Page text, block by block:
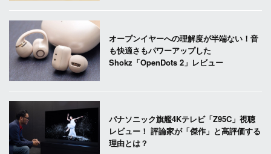
オープンイヤーへの理解度が半端ない！音
も快適さもパワーアップした
Shokz「OpenDots 2」レビュー
パナソニック旗艦4Kテレビ「Z95C」視聴
レビュー！ 評論家が「傑作」と高評価する
理由とは？